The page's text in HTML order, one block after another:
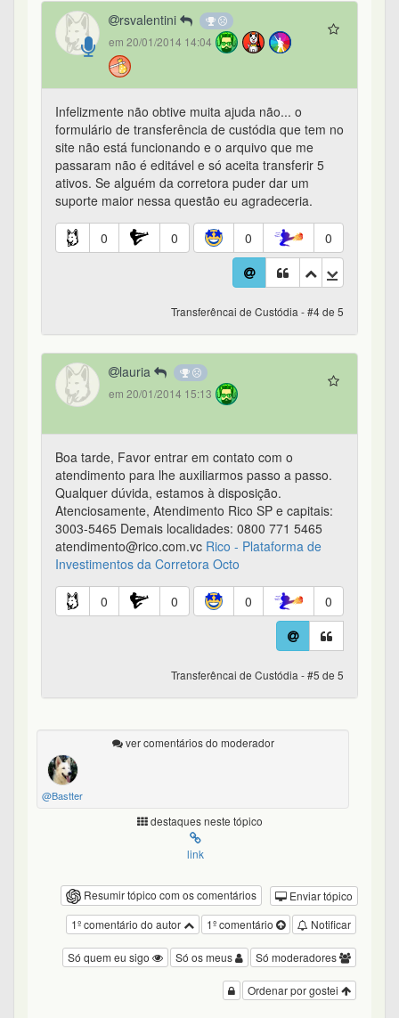
rsvalentini
em 20/01/2014 14:04
Infelizmente não obtive muita ajuda não... o
formulário de transferência de custódia que tem no
site não está funcionando e o arquivo que me
passaram não é editável e só aceita transferir 5
ativos. Se alguém da corretora puder dar um
suporte maior nessa questão eu agradeceria.
0 0 0 0
Transferêncai de Custódia - #4 de 5
lauria
em 20/01/2014 15:13
Boa tarde, Favor entrar em contato com o
atendimento para lhe auxiliarmos passo a passo.
Qualquer dúvida, estamos à disposição.
Atenciosamente, Atendimento Rico SP e capitais:
3003-5465 Demais localidades: 0800 771 5465
atendimento@rico.com.vc Rico - Plataforma de
Investimentos da Corretora Octo
0 0 0 0
Transferêncai de Custódia - #5 de 5
ver comentários do moderador
@Bastter
destaques neste tópico
link
Resumir tópico com os comentários
Enviar tópico
Notificar
1º comentário
1º comentário do autor
Só moderadores
Só os meus
Só quem eu sigo
Ordenar por gostei